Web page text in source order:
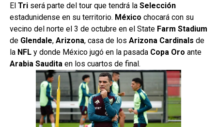
El Tri será parte del tour que tendrá la Selección
estadunidense en su territorio. México chocará con su
vecino del norte el 3 de octubre en el State Farm Stadium
de Glendale, Arizona, casa de los Arizona Cardinals de
la NFL y donde México jugó en la pasada Copa Oro ante
Arabia Saudita en los cuartos de final.